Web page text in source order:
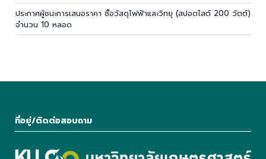
ประกาศผู้ชนะการเสนอราคา ซื้อวัสดุไฟฟ้าและวิทยุ (สปอตไลต์ 200 วัตต์)
จำนวน 10 หลอด
ที่อยู่/ติดต่อสอบถาม